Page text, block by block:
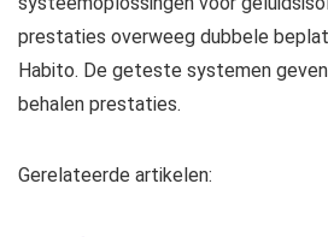
prestaties overweeg dubbele
Habito. De geteste systemen
behalen prestaties.
Gerelateerde artikelen: